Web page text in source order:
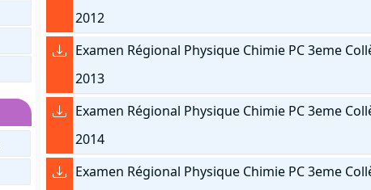
2012
Examen Régional Physique Chimie PC 3eme
2013
Examen Régional Physique Chimie PC 3eme
2014
Examen Régional Physique Chimie PC 3eme